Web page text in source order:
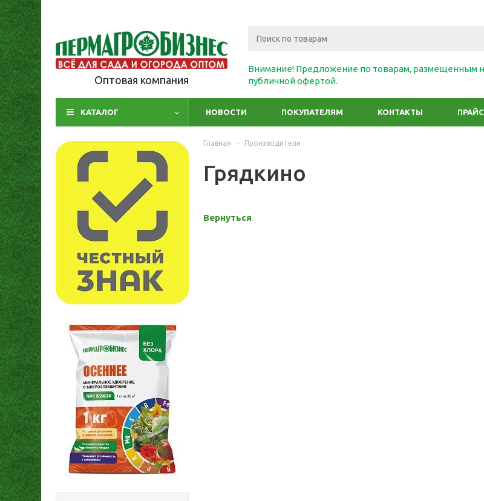
Оптовая компания
Внимание! Предложение по товарам, размещенным
публичной офертой.
КАТАЛОГ НОВОСТИ ПОКУПАТЕЛЯМ КОНТАКТЫ
Главная - Производители
Грядкино
Вернуться